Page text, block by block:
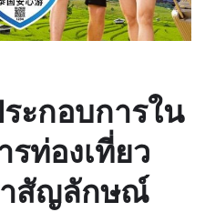
ะกอบการใน
ท่องเที่ยว
าสัญลักษณ์